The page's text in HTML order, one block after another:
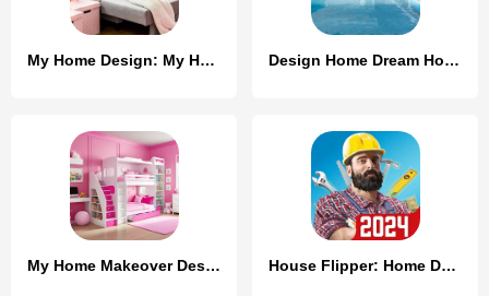
My Home Design: My House Games Design Home Dream House Games
My Home Makeover Design: Games House Flipper: Home Design